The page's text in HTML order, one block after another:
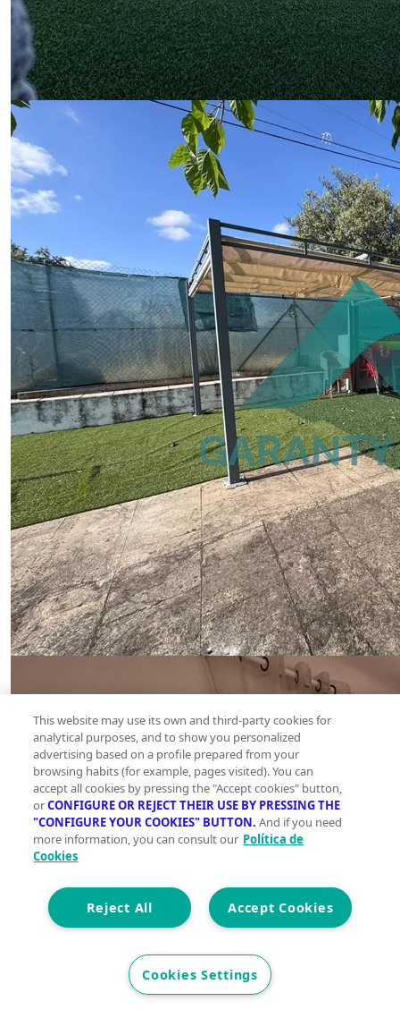
This website may use its own and third-party cookies for
analytical purposes, and to show you personalized
advertising based on a profile prepared from your
browsing habits (for example, pages visited). You can
accept all cookies by pressing the "Accept cookies" button,
orCONFIGURE OR REJECT THEIR USE BY PRESSING THE
"CONFIGURE YOUR COOKIES" BUTTON. And if you need
more information, you can consult our Política de
Cookies
Accept Cookies
Reject All
Cookies Settings